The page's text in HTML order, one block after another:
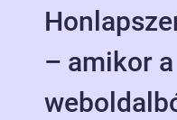
– amikor